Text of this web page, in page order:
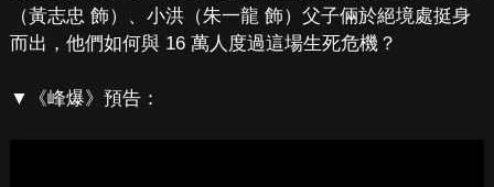
（黃志忠 飾）、小洪（朱一龍 飾）父子倆於絕境處挺身
而出，他們如何與 16 萬人度過這場生死危機？
▼《峰爆》預告：